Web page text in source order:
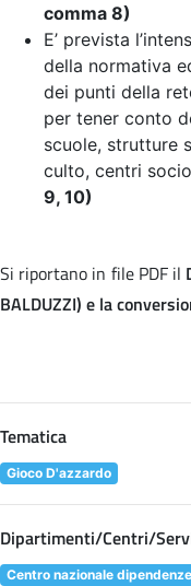
comma 8)
E’ prevista
della normativa
dei punti della
per tener conto
scuole, strutture
culto, centri
9, 10)
Si riportano in file PDF il
BALDUZZI) e la
Tematica
Gioco D'azzardo
Dipartimenti/Centri/
Centro nazionale